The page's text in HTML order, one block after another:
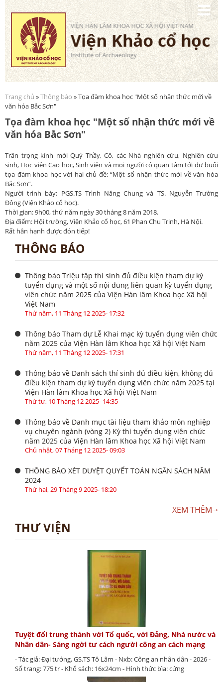
Nhảy
đến
nội
dung
Bạn đang ở đây
Trang chủ »Thông báo » Tọa đàm khoa học "Một số nhận thức mới về
văn hóa Bắc Sơn"
Tọa đàm khoa học "Một số nhận thức mới về
văn hóa Bắc Sơn"
Trân trọng kính mời Quý Thầy, Cô, các Nhà nghiên cứu, Nghiên cứu
sinh, Học viên Cao học, Sinh viên và mọi người có quan tâm tới dự buổi
tọa đàm khoa học với hai chủ đề: “Một số nhận thức mới về văn hóa
Bắc Sơn”.
Người trình bày: PGS.TS Trình Năng Chung và TS. Nguyễn Trường
Đông (Viện Khảo cổ học).
Thời gian: 9h00, thứ năm ngày 30 tháng 8 năm 2018.
Địa điểm: Hội trường, Viện Khảo cổ học, 61 Phan Chu Trinh, Hà Nội.
Rất hân hạnh được đón tiếp!
THÔNG BÁO
Thông báo Triệu tập thí sinh đủ điều kiện tham dự kỳ
tuyển dụng và một số nội dung liên quan kỳ tuyển dụng
viên chức năm 2025 của Viện Hàn lâm Khoa học Xã hội
Việt Nam
Thứ năm, 11 Tháng 12 2025- 17:32
Thông báo Tham dự Lễ Khai mạc kỳ tuyển dụng viên chức
năm 2025 của Viện Hàn lâm Khoa học Xã hội Việt Nam
Thứ năm, 11 Tháng 12 2025- 17:31
Thông báo về Danh sách thí sinh đủ điều kiện, không đủ
điều kiện tham dự kỳ tuyển dụng viên chức năm 2025 tại
Viện Hàn lâm Khoa học Xã hội Việt Nam
Thứ tư, 10 Tháng 12 2025- 14:35
Thông báo về Danh mục tài liệu tham khảo môn nghiệp
vụ chuyên ngành (vòng 2) Kỳ thi tuyển dụng viên chức
năm 2025 của Viện Hàn lâm Khoa học Xã hội Việt Nam
Chủ nhật, 07 Tháng 12 2025- 09:03
THÔNG BÁO XÉT DUYỆT QUYẾT TOÁN NGÂN SÁCH NĂM
2024
Thứ hai, 29 Tháng 9 2025- 18:20
XEM THÊM
THƯ VIỆN
Tuyệt đối trung thành với Tổ quốc, với Đảng, Nhà nước và
Nhân dân- Sáng ngời tư cách người công an cách mạng
- Tác giả: Đại tướng, GS.TS Tô Lâm - Nxb: Công an nhân dân - 2026 -
Số trang: 775 tr - Khổ sách: 16x24cm - Hình thức bìa: cứng